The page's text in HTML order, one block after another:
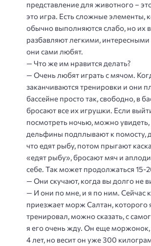
представление для животного –
это игра. Есть сложные элементы,
обычно выполняются слабо, но их
разбавляют легкими, интересными
они сами любят.
— Что же им нравится делать?
— Очень любят играть с мячом.
заканчиваются тренировки и они
бассейне просто так, свободно, в
бросают все их игрушки. Если
посмотреть ночью, можно увидеть,
дельфины подплывают к помосту,
что едят рыбу, потом прыгают
«едят рыбу», бросают мяч и
себе. Так может продолжаться 15-
— Они скучают, когда вы долго не
— И они по мне, и я по ним. Сейчас
приезжает морж Салтан, которого
тренировал, можно сказать, с
я его очень жду. Он еще
4 лет, но весит он уже 300